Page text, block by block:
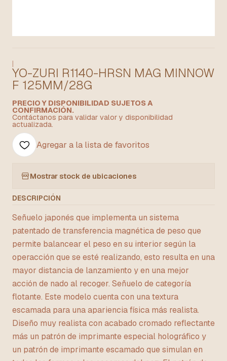
|
YO-ZURI R1140-HRSN MAG MINNOW
F 125MM/28G
PRECIO Y DISPONIBILIDAD SUJETOS A
CONFIRMACIÓN.
Contáctanos para validar valor y disponibilidad
actualizada.
Agregar a la lista de favoritos
Mostrar stock de ubicaciones
DESCRIPCIÓN
Señuelo japonés que implementa un sistema
patentado de transferencia magnética de peso que
permite balancear el peso en su interior según la
operacción que se esté realizando, esto resulta en una
mayor distancia de lanzamiento y en una mejor
acción de nado al recoger. Señuelo de categoría
flotante. Este modelo cuenta con una textura
escamada para una apariencia física más realista.
Diseño muy realista con acabado cromado reflectante
más un patrón de imprimante especial holográfico y
un patrón de imprimante escamado que simulan en